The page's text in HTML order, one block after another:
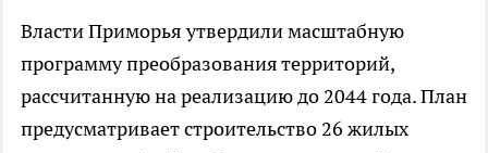
Власти Приморья утвердили масштабную
программу преобразования территорий,
рассчитанную на реализацию до 2044 года. План
предусматривает строительство 26 жилых